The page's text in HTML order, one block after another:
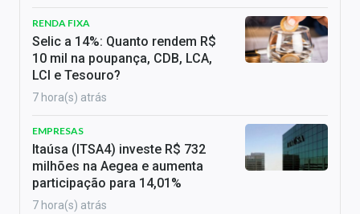
RENDA FIXA
Selic a 14%: Quanto rendem R$
10 mil na poupança, CDB, LCA,
LCI e Tesouro?
7 hora(s) atrás
EMPRESAS
Itaúsa (ITSA4) investe R$ 732
milhões na Aegea e aumenta
participação para 14,01%
7 hora(s) atrás